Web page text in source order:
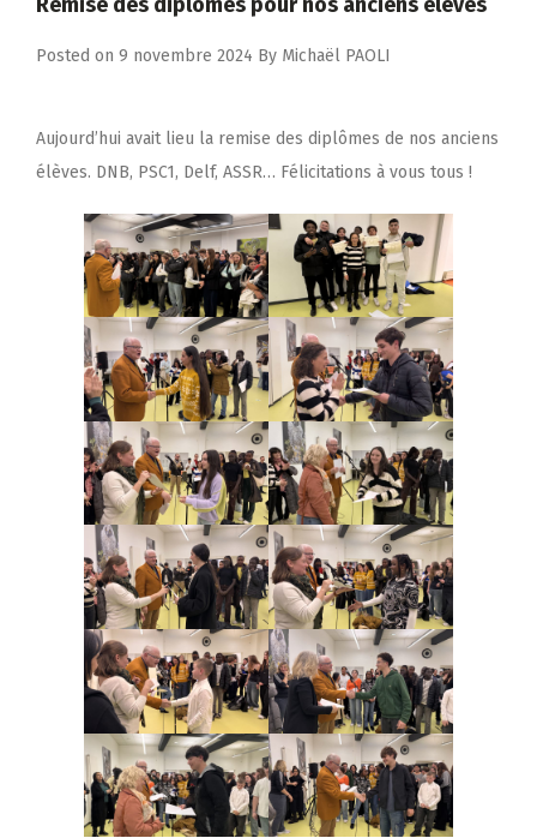
Posted on 9 novembre 2024 By Michaël PAOLI
Aujourd’hui avait lieu la remise des diplômes de nos anciens
élèves. DNB, PSC1, Delf, ASSR… Félicitations à vous tous !